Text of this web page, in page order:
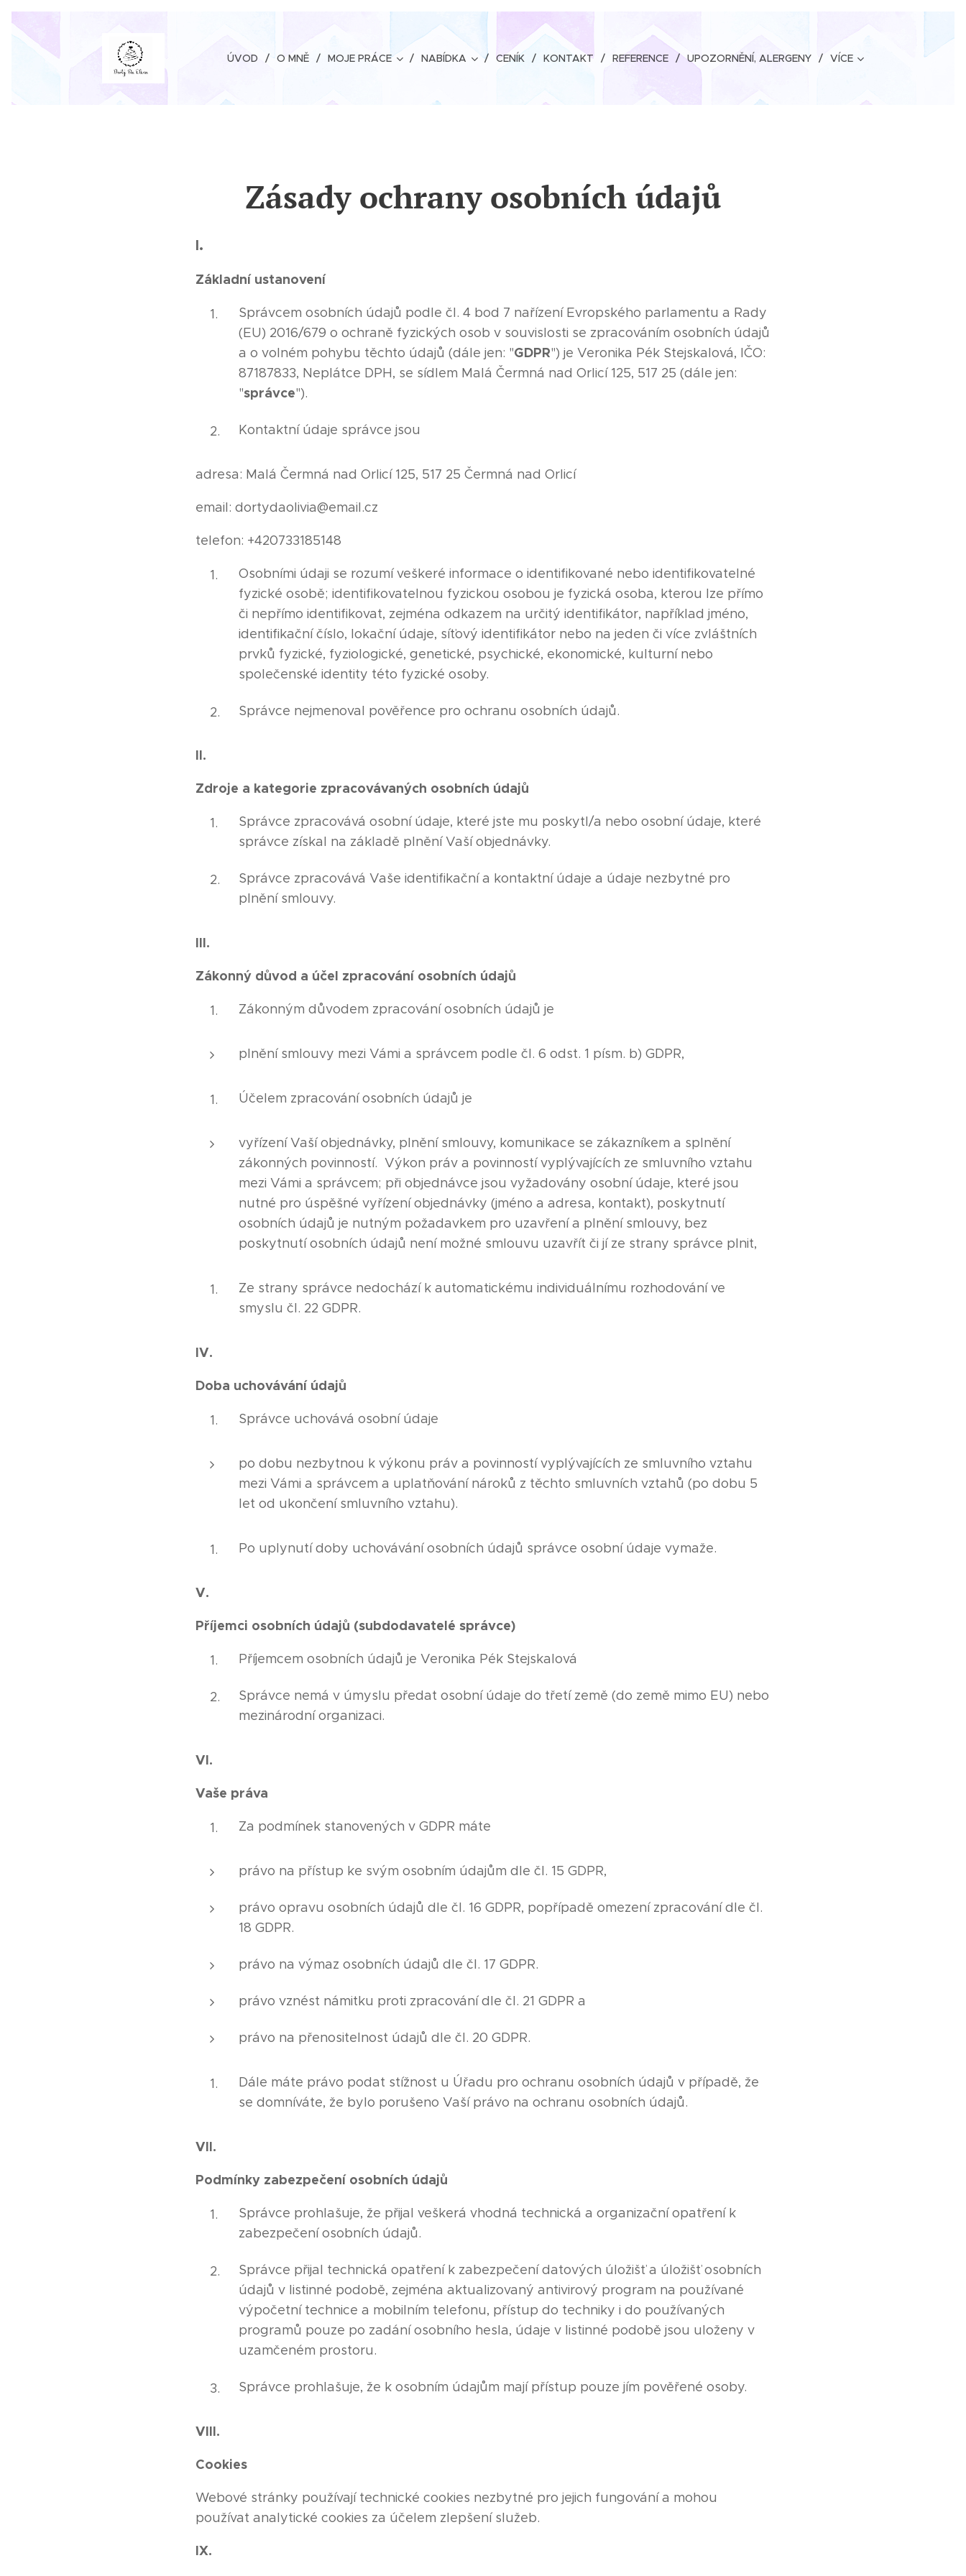
ÚVOD O MNĚ MOJE PRÁCE NABÍDKA CENÍK KONTAKT REFERENCE UPOZORNĚNÍ, ALERGENY VÍCE
Zásady ochrany osobních údajů
I.
Základní ustanovení
Správcem osobních údajů podle čl. 4 bod 7 nařízení Evropského parlamentu a Rady
(EU) 2016/679 o ochraně fyzických osob v souvislosti se zpracováním osobních údajů
a o volném pohybu těchto údajů (dále jen: "GDPR") je Veronika Pék Stejskalová, IČO:
87187833, Neplátce DPH, se sídlem Malá Čermná nad Orlicí 125, 517 25 (dále jen:
"správce").
Kontaktní údaje správce jsou
adresa: Malá Čermná nad Orlicí 125, 517 25 Čermná nad Orlicí
email: dortydaolivia@email.cz
telefon: +420733185148
Osobními údaji se rozumí veškeré informace o identifikované nebo identifikovatelné
fyzické osobě; identifikovatelnou fyzickou osobou je fyzická osoba, kterou lze přímo
či nepřímo identifikovat, zejména odkazem na určitý identifikátor, například jméno,
identifikační číslo, lokační údaje, síťový identifikátor nebo na jeden či více zvláštních
prvků fyzické, fyziologické, genetické, psychické, ekonomické, kulturní nebo
společenské identity této fyzické osoby.
Správce nejmenoval pověřence pro ochranu osobních údajů.
II.
Zdroje a kategorie zpracovávaných osobních údajů
Správce zpracovává osobní údaje, které jste mu poskytl/a nebo osobní údaje, které
správce získal na základě plnění Vaší objednávky.
Správce zpracovává Vaše identifikační a kontaktní údaje a údaje nezbytné pro
plnění smlouvy.
III.
Zákonný důvod a účel zpracování osobních údajů
Zákonným důvodem zpracování osobních údajů je
plnění smlouvy mezi Vámi a správcem podle čl. 6 odst. 1 písm. b) GDPR,
Účelem zpracování osobních údajů je
vyřízení Vaší objednávky, plnění smlouvy, komunikace se zákazníkem a splnění
zákonných povinností. Výkon práv a povinností vyplývajících ze smluvního vztahu
mezi Vámi a správcem; při objednávce jsou vyžadovány osobní údaje, které jsou
nutné pro úspěšné vyřízení objednávky (jméno a adresa, kontakt), poskytnutí
osobních údajů je nutným požadavkem pro uzavření a plnění smlouvy, bez
poskytnutí osobních údajů není možné smlouvu uzavřít či jí ze strany správce plnit,
Ze strany správce nedochází k automatickému individuálnímu rozhodování ve
smyslu čl. 22 GDPR.
IV.
Doba uchovávání údajů
Správce uchovává osobní údaje
po dobu nezbytnou k výkonu práv a povinností vyplývajících ze smluvního vztahu
mezi Vámi a správcem a uplatňování nároků z těchto smluvních vztahů (po dobu 5
let od ukončení smluvního vztahu).
Po uplynutí doby uchovávání osobních údajů správce osobní údaje vymaže.
V.
Příjemci osobních údajů (subdodavatelé správce)
Příjemcem osobních údajů je Veronika Pék Stejskalová
Správce nemá v úmyslu předat osobní údaje do třetí země (do země mimo EU) nebo
mezinárodní organizaci.
VI.
Vaše práva
Za podmínek stanovených v GDPR máte
právo na přístup ke svým osobním údajům dle čl. 15 GDPR,
právo opravu osobních údajů dle čl. 16 GDPR, popřípadě omezení zpracování dle čl.
18 GDPR.
právo na výmaz osobních údajů dle čl. 17 GDPR.
právo vznést námitku proti zpracování dle čl. 21 GDPR a
právo na přenositelnost údajů dle čl. 20 GDPR.
Dále máte právo podat stížnost u Úřadu pro ochranu osobních údajů v případě, že
se domníváte, že bylo porušeno Vaší právo na ochranu osobních údajů.
VII.
Podmínky zabezpečení osobních údajů
Správce prohlašuje, že přijal veškerá vhodná technická a organizační opatření k
zabezpečení osobních údajů.
Správce přijal technická opatření k zabezpečení datových úložišť a úložišť osobních
údajů v listinné podobě, zejména aktualizovaný antivirový program na používané
výpočetní technice a mobilním telefonu, přístup do techniky i do používaných
programů pouze po zadání osobního hesla, údaje v listinné podobě jsou uloženy v
uzamčeném prostoru.
Správce prohlašuje, že k osobním údajům mají přístup pouze jím pověřené osoby.
VIII.
Cookies
Webové stránky používají technické cookies nezbytné pro jejich fungování a mohou
používat analytické cookies za účelem zlepšení služeb.
IX.